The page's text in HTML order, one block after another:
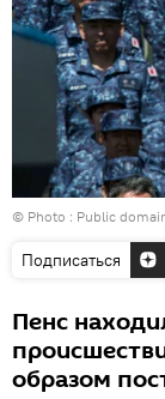
© Photo : Public
Подписаться
Пенс
образом